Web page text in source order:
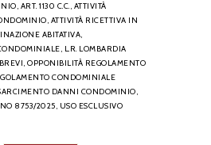
ART. 1130 C.C., ATTIVITÀ
ATTIVITÀ RICETTIVA IN
ABITATIVA,
L.R. LOMBARDIA
OPPONIBILITÀ REGOLAMENTO
CONDOMINIALE
DANNI CONDOMINIO,
8753/2025, USO ESCLUSIVO